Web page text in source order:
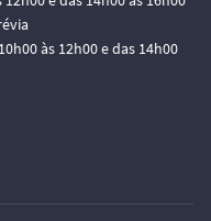
às 12h00 e das 14h00